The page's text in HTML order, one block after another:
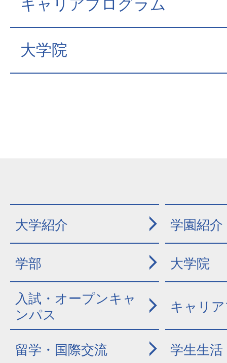
キャリアプログラム
大学院
大学紹介 学園紹介
学部 大学院
入試・オープンキャ
ンパス
キャリ
留学・国際交流 学生生活